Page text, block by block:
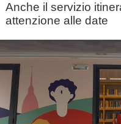
Anche il servizio
attenzione alle date